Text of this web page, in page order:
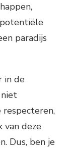
paradijs
in de
van deze
Dus, ben je